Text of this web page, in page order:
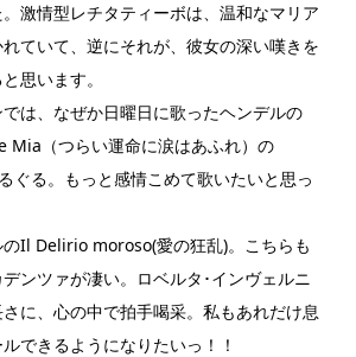
激情型レチタティーボは、温和なマリア
ていて、逆にそれが、彼女の深い嘆きを
思います。
は、なぜか日曜日に歌ったヘンデルの
Mia（つらい運命に涙はあふれ）の
ぐる。もっと感情こめて歌いたいと思っ
のIl Delirio moroso(愛の狂乱)。こちらも
ンツァが凄い。ロベルタ･インヴェルニ
に、心の中で拍手喝采。私もあれだけ息
できるようになりたいっ！！